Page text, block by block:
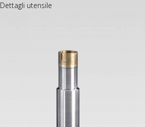
Dettagli utensile